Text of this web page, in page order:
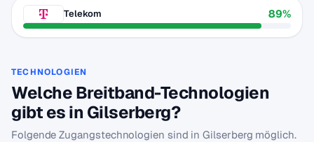
Telekom 89%
TECHNOLOGIEN
Welche Breitband-Technologien
gibt es in Gilserberg?
Folgende Zugangstechnologien sind in Gilserberg möglich.